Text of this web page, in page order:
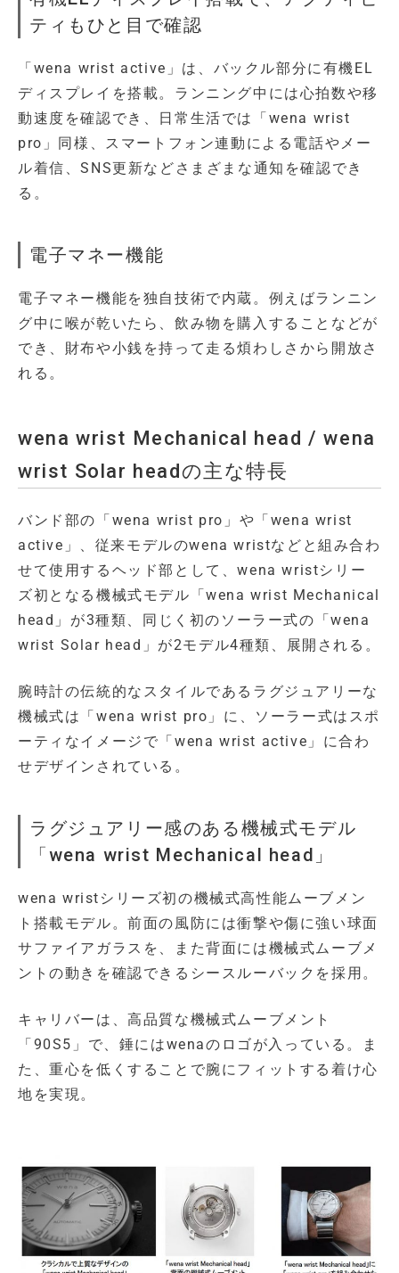
ティもひと目で確認
「wena wrist active」は、バックル部分に有機EL
ディスプレイを搭載。ランニング中には心拍数や移
動速度を確認でき、日常生活では「wena wrist
pro」同様、スマートフォン連動による電話やメー
ル着信、SNS更新などさまざまな通知を確認でき
る。
電子マネー機能
電子マネー機能を独自技術で内蔵。例えばランニン
グ中に喉が乾いたら、飲み物を購入することなどが
でき、財布や小銭を持って走る煩わしさから開放さ
れる。
wena wrist Mechanical head / wena
wrist Solar headの主な特長
バンド部の「wena wrist pro」や「wena wrist
active」、従来モデルのwena wristなどと組み合わ
せて使用するヘッド部として、wena wristシリー
ズ初となる機械式モデル「wena wrist Mechanical
head」が3種類、同じく初のソーラー式の「wena
wrist Solar head」が2モデル4種類、展開される。
腕時計の伝統的なスタイルであるラグジュアリーな
機械式は「wena wrist pro」に、ソーラー式はスポ
ーティなイメージで「wena wrist active」に合わ
せデザインされている。
ラグジュアリー感のある機械式モデル
「wena wrist Mechanical head」
wena wristシリーズ初の機械式高性能ムーブメン
ト搭載モデル。前面の風防には衝撃や傷に強い球面
サファイアガラスを、また背面には機械式ムーブメ
ントの動きを確認できるシースルーバックを採用。
キャリバーは、高品質な機械式ムーブメント
「90S5」で、錘にはwenaのロゴが入っている。ま
た、重心を低くすることで腕にフィットする着け心
地を実現。